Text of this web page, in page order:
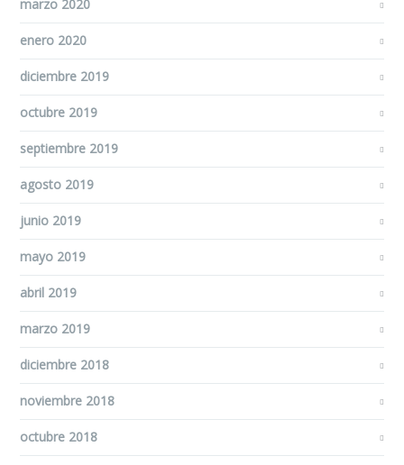
marzo 2020
enero 2020
diciembre 2019
octubre 2019
septiembre 2019
agosto 2019
junio 2019
mayo 2019
abril 2019
marzo 2019
diciembre 2018
noviembre 2018
octubre 2018